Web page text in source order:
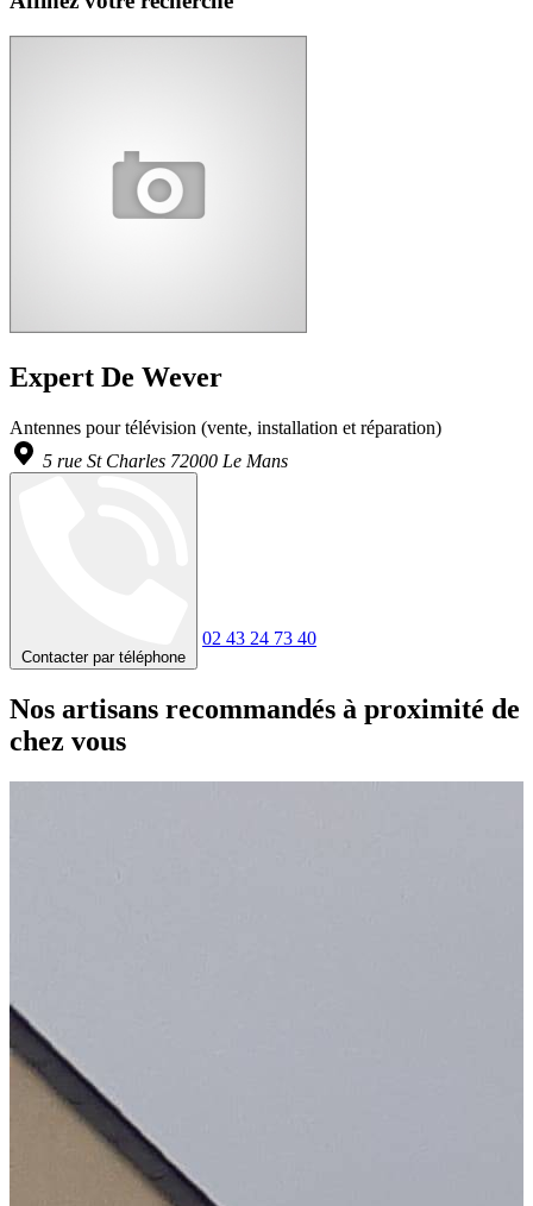
Expert De Wever
Antennes pour télévision (vente, installation et réparation)
5 rue St Charles 72000 Le Mans
Contacter par téléphone
02 43 24 73 40
Nos artisans recommandés à proximité de
chez vous